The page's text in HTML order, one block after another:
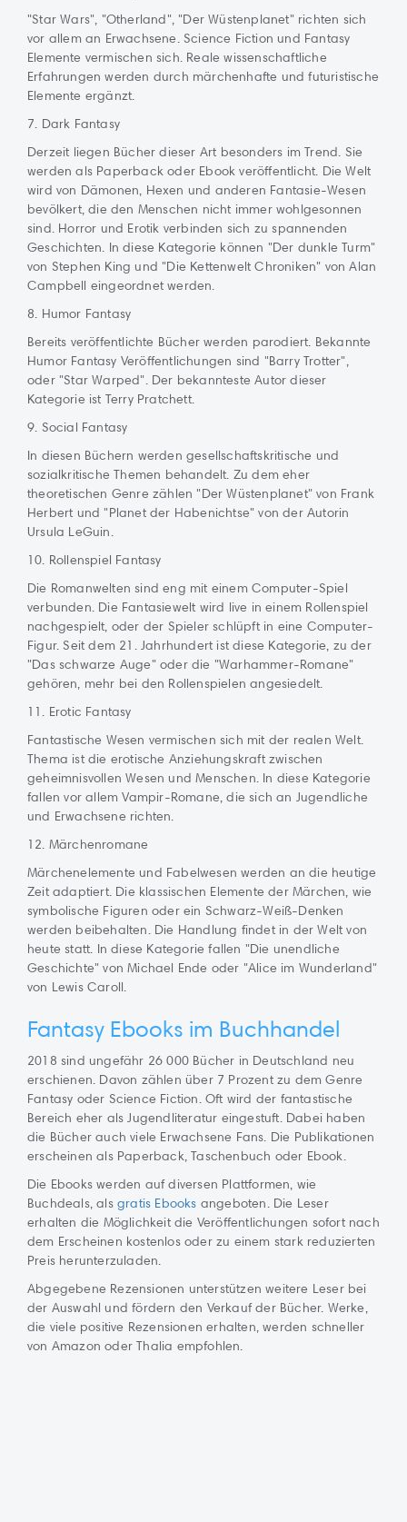
"Star Wars", "Otherland", "Der Wüstenplanet" richten sich
vor allem an Erwachsene. Science Fiction und Fantasy
Elemente vermischen sich. Reale wissenschaftliche
Erfahrungen werden durch märchenhafte und futuristische
Elemente ergänzt.
7. Dark Fantasy
Derzeit liegen Bücher dieser Art besonders im Trend. Sie
werden als Paperback oder Ebook veröffentlicht. Die Welt
wird von Dämonen, Hexen und anderen Fantasie-Wesen
bevölkert, die den Menschen nicht immer wohlgesonnen
sind. Horror und Erotik verbinden sich zu spannenden
Geschichten. In diese Kategorie können "Der dunkle Turm"
von Stephen King und "Die Kettenwelt Chroniken" von Alan
Campbell eingeordnet werden.
8. Humor Fantasy
Bereits veröffentlichte Bücher werden parodiert. Bekannte
Humor Fantasy Veröffentlichungen sind "Barry Trotter",
oder "Star Warped". Der bekannteste Autor dieser
Kategorie ist Terry Pratchett.
9. Social Fantasy
In diesen Büchern werden gesellschaftskritische und
sozialkritische Themen behandelt. Zu dem eher
theoretischen Genre zählen "Der Wüstenplanet" von Frank
Herbert und "Planet der Habenichtse" von der Autorin
Ursula LeGuin.
10. Rollenspiel Fantasy
Die Romanwelten sind eng mit einem Computer-Spiel
verbunden. Die Fantasiewelt wird live in einem Rollenspiel
nachgespielt, oder der Spieler schlüpft in eine Computer-
Figur. Seit dem 21. Jahrhundert ist diese Kategorie, zu der
"Das schwarze Auge" oder die "Warhammer-Romane"
gehören, mehr bei den Rollenspielen angesiedelt.
11. Erotic Fantasy
Fantastische Wesen vermischen sich mit der realen Welt.
Thema ist die erotische Anziehungskraft zwischen
geheimnisvollen Wesen und Menschen. In diese Kategorie
fallen vor allem Vampir-Romane, die sich an Jugendliche
und Erwachsene richten.
12. Märchenromane
Märchenelemente und Fabelwesen werden an die heutige
Zeit adaptiert. Die klassischen Elemente der Märchen, wie
symbolische Figuren oder ein Schwarz-Weiß-Denken
werden beibehalten. Die Handlung findet in der Welt von
heute statt. In diese Kategorie fallen "Die unendliche
Geschichte" von Michael Ende oder "Alice im Wunderland"
von Lewis Caroll.
Fantasy Ebooks im Buchhandel
2018 sind ungefähr 26 000 Bücher in Deutschland neu
erschienen. Davon zählen über 7 Prozent zu dem Genre
Fantasy oder Science Fiction. Oft wird der fantastische
Bereich eher als Jugendliteratur eingestuft. Dabei haben
die Bücher auch viele Erwachsene Fans. Die Publikationen
erscheinen als Paperback, Taschenbuch oder Ebook.
Die Ebooks werden auf diversen Plattformen, wie
Buchdeals, als gratis Ebooks angeboten. Die Leser
erhalten die Möglichkeit die Veröffentlichungen sofort nach
dem Erscheinen kostenlos oder zu einem stark reduzierten
Preis herunterzuladen.
Abgegebene Rezensionen unterstützen weitere Leser bei
der Auswahl und fördern den Verkauf der Bücher. Werke,
die viele positive Rezensionen erhalten, werden schneller
von Amazon oder Thalia empfohlen.